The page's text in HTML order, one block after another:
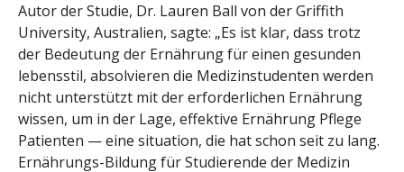
Autor der Studie, Dr. Lauren Ball von der Griffith
University, Australien, sagte: „Es ist klar, dass trotz
der Bedeutung der Ernährung für einen gesunden
lebensstil, absolvieren die Medizinstudenten werden
nicht unterstützt mit der erforderlichen Ernährung
wissen, um in der Lage, effektive Ernährung Pflege
Patienten — eine situation, die hat schon seit zu lang.
Ernährungs-Bildung für Studierende der Medizin